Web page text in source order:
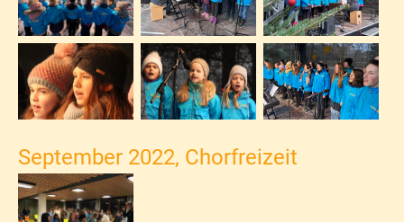
September 2022, Chorfreizeit